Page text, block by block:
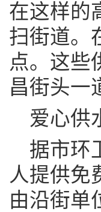
在这样的
扫街道。
点。这些
昌街头一
爱心供
据市环
人提供免
由沿街单